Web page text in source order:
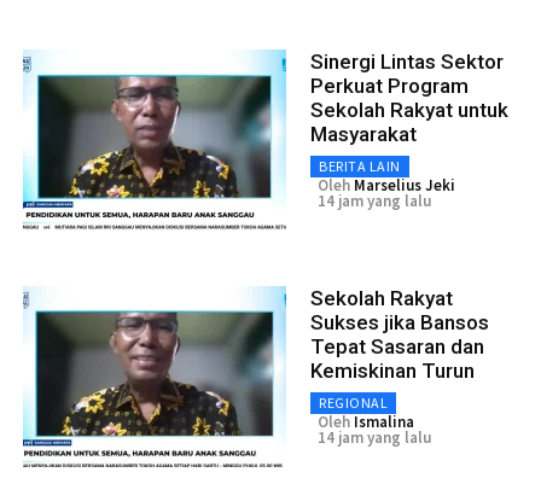
Sinergi Lintas Sektor
Perkuat Program
Sekolah Rakyat untuk
Masyarakat
BERITA LAIN
Oleh Marselius Jeki
14 jam yang lalu
Sekolah Rakyat
Sukses jika Bansos
Tepat Sasaran dan
Kemiskinan Turun
REGIONAL
Oleh Ismalina
14 jam yang lalu